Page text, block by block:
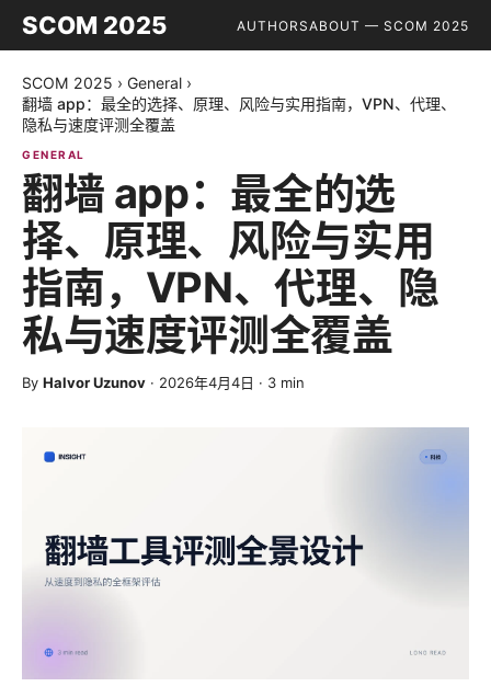
SCOM 2025 AUTHORSABOUT — SCOM 2025
SCOM 2025 › General ›
翻墙 app：最全的选择、原理、风险与实用指南，VPN、代理、
隐私与速度评测全覆盖
GENERAL
翻墙 app：最全的选
择、原理、风险与实用
指南，VPN、代理、隐
私与速度评测全覆盖
By Halvor Uzunov · 2026年4月4日 · 3 min